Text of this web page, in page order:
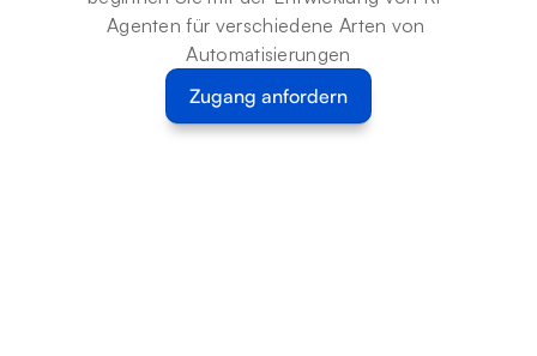
Agenten für verschiedene Arten von
Automatisierungen
Zugang anfordern